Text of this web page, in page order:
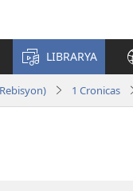
LIBRARYA
1 Cronicas